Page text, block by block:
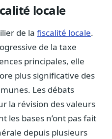
locale
de la fiscalité locale.
de la taxe
principales, elle
plus significative des
Les débats
la révision des valeurs
les bases n’ont pas fait
depuis plusieurs